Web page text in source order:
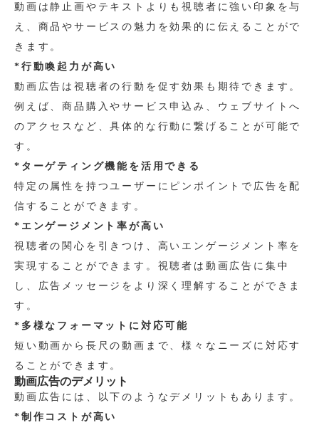
動画は静止画やテキストよりも視聴者に強い印象を与
え、商品やサービスの魅力を効果的に伝えることがで
きます。
*行動喚起力が高い
動画広告は視聴者の行動を促す効果も期待できます。
例えば、商品購入やサービス申込み、ウェブサイトへ
のアクセスなど、具体的な行動に繋げることが可能で
す。
*ターゲティング機能を活用できる
特定の属性を持つユーザーにピンポイントで広告を配
信することができます。
*エンゲージメント率が高い
視聴者の関心を引きつけ、高いエンゲージメント率を
実現することができます。視聴者は動画広告に集中
し、広告メッセージをより深く理解することができま
す。
*多様なフォーマットに対応可能
短い動画から長尺の動画まで、様々なニーズに対応す
ることができます。
動画広告のデメリット
動画広告には、以下のようなデメリットもあります。
*制作コストが高い